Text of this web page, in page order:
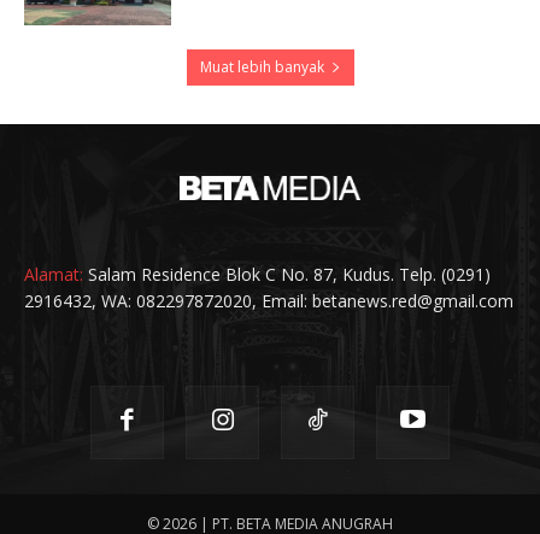
Muat lebih banyak
Alamat: Salam Residence Blok C No. 87, Kudus. Telp. (0291)
2916432, WA: 082297872020, Email: betanews.red@gmail.com
© 2026 | PT. BETA MEDIA ANUGRAH